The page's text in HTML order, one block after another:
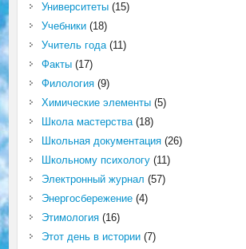
Университеты(15)
Учебники(18)
Учитель года(11)
Факты(17)
Филология(9)
Химические элементы(5)
Школа мастерства(18)
Школьная документация(26)
Школьному психологу(11)
Электронный журнал (57)
Энергосбережение(4)
Этимология(16)
Этот день в истории(7)